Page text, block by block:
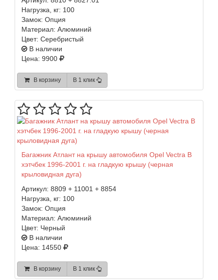
Нагрузка, кг: 100
Замок: Опция
Материал: Алюминий
Цвет: Серебристый
В наличии
Цена: 9900
В корзину В 1 клик
Багажник Атлант на крышу автомобиля Opel Vectra B
хэтчбек 1996-2001 г. на гладкую крышу (черная
крыловидная дуга)
Артикул: 8809 + 11001 + 8854
Нагрузка, кг: 100
Замок: Опция
Материал: Алюминий
Цвет: Черный
В наличии
Цена: 14550
В корзину В 1 клик